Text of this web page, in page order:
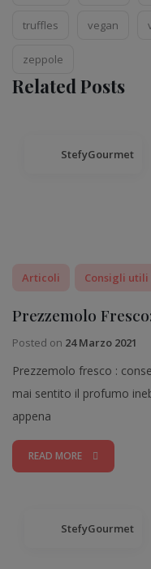
truffles vegan
zeppole
Related Posts
StefyGourmet
Articoli Consigli utili
Prezzemolo
Posted on 24 Marzo 2021
Prezzemolo fresco :
mai sentito il profumo
appena
READ MORE
StefyGourmet